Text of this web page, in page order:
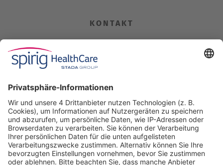
KONTAKT
Industriestrasse 30
CH-4622 Egerkingen
Tel. +41 62 388 85 00
info@spirig-healthcare.ch
Pharmakovigilanz
Für Meldungen von unerwünschten Arzneimittelwirkungen zu
einem Medikament von Spirig HealthCare AG